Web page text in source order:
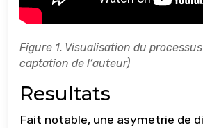
Figure 1. Visualisation du
captation de l’auteur)
Resultats
Fait notable, une asymetrie de